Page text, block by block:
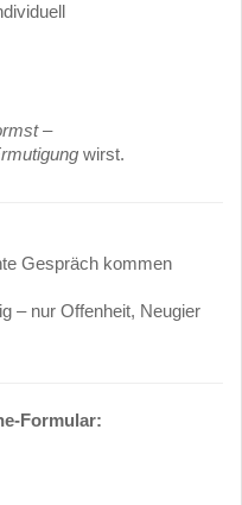
–
wirst.
Gespräch kommen
– nur Offenheit, Neugier
Formular: